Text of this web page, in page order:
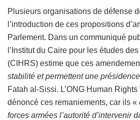
Plusieurs organisations de défense
l’introduction de ces propositions
Parlement. Dans un communiqué
l’Institut du Caire pour les études
(CIHRS) estime que ces
stabilité et permettent une
Fatah al-Sissi. L’ONG Human
dénoncé ces remaniements, car ils «
forces armées l’autorité d’intervenir